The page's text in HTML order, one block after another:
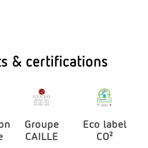
& certifications
Groupe
CAILLE
Eco label
CO²